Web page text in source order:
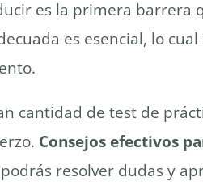
es la primera
es esencial, lo
cantidad de test de
Consejos efectivos
resolver dudas y